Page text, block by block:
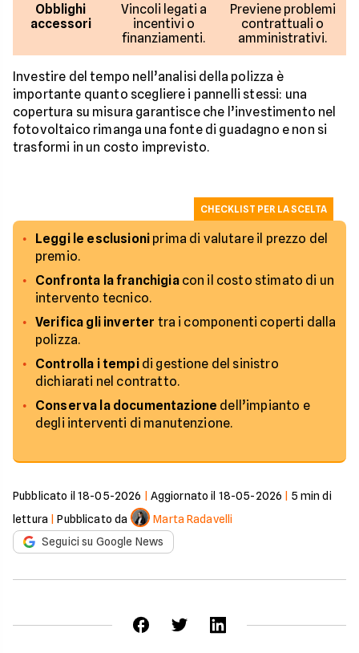
Obblighi
accessori
Vincoli legati a
incentivi o
finanziamenti.
Previene problemi
contrattuali o
amministrativi.
Investire del tempo nell’analisi della polizza è
importante quanto scegliere i pannelli stessi: una
copertura su misura garantisce che l’investimento nel
fotovoltaico rimanga una fonte di guadagno e non si
trasformi in un costo imprevisto.
Leggi le esclusioni prima di valutare il prezzo del
premio.
Confronta la franchigiacon il costo stimato di un
intervento tecnico.
Verifica gli inverter tra i componenti coperti dalla
polizza.
Controlla i tempidi gestione del sinistro
dichiarati nel contratto.
Conserva la documentazione dell’impianto e
degli interventi di manutenzione.
CHECKLIST PER LA SCELTA
Pubblicato il 18-05-2026 Aggiornato il 18-05-2026 5 min di
lettura |Pubblicato da
Marta Radavelli
Seguici su Google News